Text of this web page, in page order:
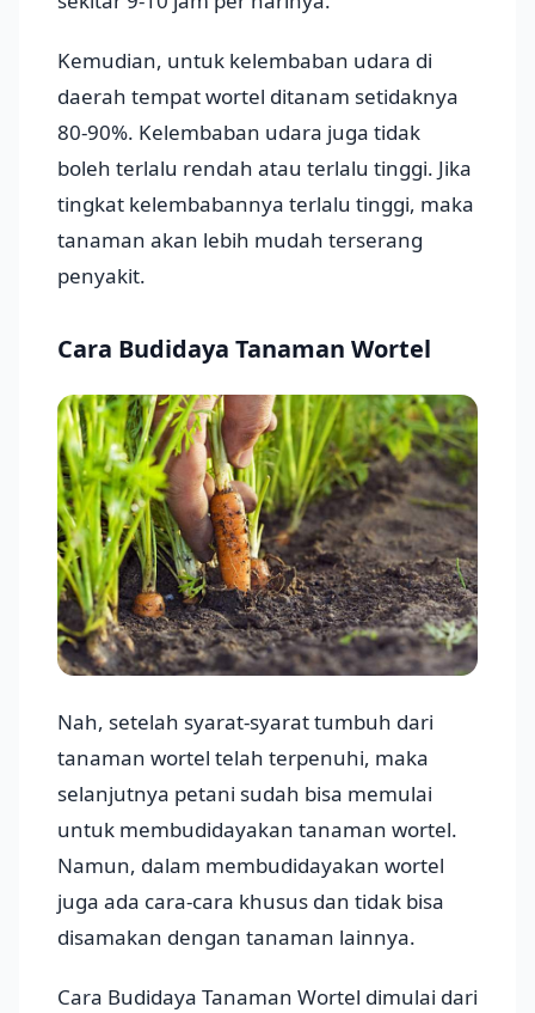
Kemudian, untuk kelembaban udara di
daerah tempat wortel ditanam setidaknya
80-90%. Kelembaban udara juga tidak
boleh terlalu rendah atau terlalu tinggi. Jika
tingkat kelembabannya terlalu tinggi, maka
tanaman akan lebih mudah terserang
penyakit.
Cara Budidaya Tanaman Wortel
Nah, setelah syarat-syarat tumbuh dari
tanaman wortel telah terpenuhi, maka
selanjutnya petani sudah bisa memulai
untuk membudidayakan tanaman wortel.
Namun, dalam membudidayakan wortel
juga ada cara-cara khusus dan tidak bisa
disamakan dengan tanaman lainnya.
Cara Budidaya Tanaman Wortel dimulai dari